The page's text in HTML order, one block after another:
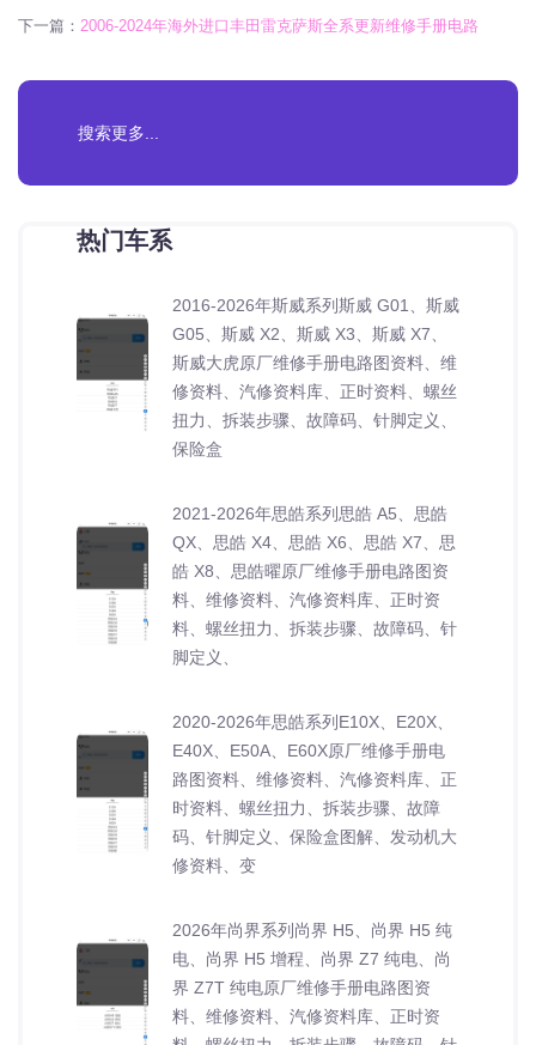
下一篇： 2006-2024年海外进口丰田雷克萨斯全系更新维修手册电路
热门车系
2016-2026年斯威系列斯威 G01、斯威
G05、斯威 X2、斯威 X3、斯威 X7、
斯威大虎原厂维修手册电路图资料、维
修资料、汽修资料库、正时资料、螺丝
扭力、拆装步骤、故障码、针脚定义、
保险盒
2021-2026年思皓系列思皓 A5、思皓
QX、思皓 X4、思皓 X6、思皓 X7、思
皓 X8、思皓曜原厂维修手册电路图资
料、维修资料、汽修资料库、正时资
料、螺丝扭力、拆装步骤、故障码、针
脚定义、
2020-2026年思皓系列E10X、E20X、
E40X、E50A、E60X原厂维修手册电
路图资料、维修资料、汽修资料库、正
时资料、螺丝扭力、拆装步骤、故障
码、针脚定义、保险盒图解、发动机大
修资料、变
2026年尚界系列尚界 H5、尚界 H5 纯
电、尚界 H5 增程、尚界 Z7 纯电、尚
界 Z7T 纯电原厂维修手册电路图资
料、维修资料、汽修资料库、正时资